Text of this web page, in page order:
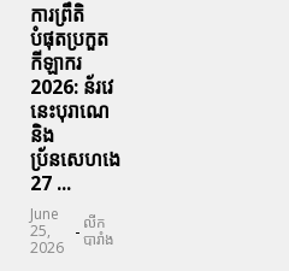
ការព្រឹតិ
បំផុតប្រកួត
កីឡាករ
2026: ន័រវេ
នេះបុរាណេ
និង
ប្រ័នសេហងេ
27 ...
June
25,
2026
- លីក
បារាំង